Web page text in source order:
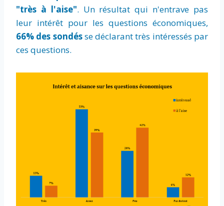
"très à l'aise". Un résultat qui n'entrave pas
leur intérêt pour les questions économiques,
66% des sondésse déclarant très intéressés par
ces questions.